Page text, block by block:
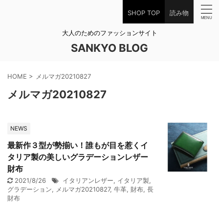
SHOP TOP 読み物
大人のためのファッションサイト
SANKYO BLOG
HOME > メルマガ20210827
メルマガ20210827
NEWS
最新作３型が勢揃い！誰もが目を惹くイ
タリア製の美しいグラデーションレザー
財布
2021/8/26 イタリアンレザー, イタリア製,
グラデーション, メルマガ20210827, 牛革, 財布, 長
財布